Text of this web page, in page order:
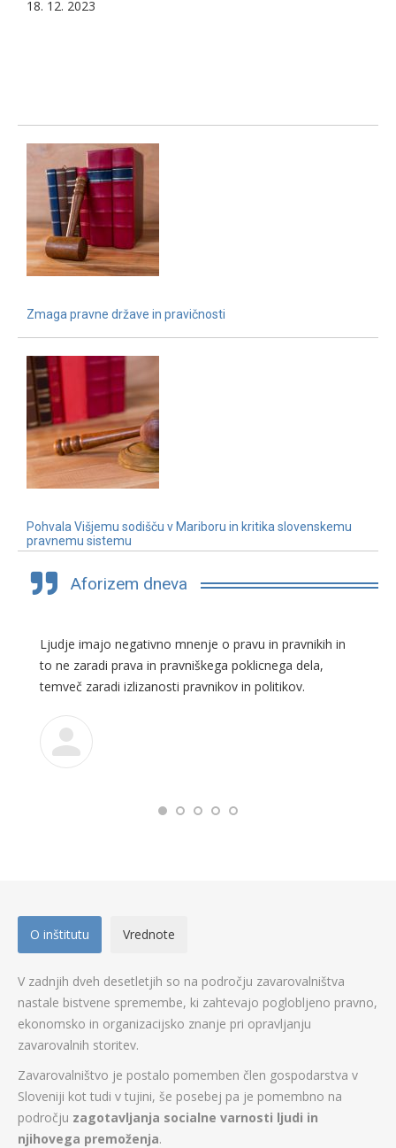
18. 12. 2023
Zmaga pravne države in pravičnosti
Pohvala Višjemu sodišču v Mariboru in kritika slovenskemu
pravnemu sistemu
3. 7. 2019
Aforizem dneva
Ljudje imajo negativno mnenje o pravu in pravnikih in
to ne zaradi prava in pravniškega poklicnega dela,
temveč zaradi izlizanosti pravnikov in politikov.
O inštitutu Vrednote
V zadnjih dveh desetletjih so na področju zavarovalništva
nastale bistvene spremembe, ki zahtevajo poglobljeno pravno,
ekonomsko in organizacijsko znanje pri opravljanju
zavarovalnih storitev.
Zavarovalništvo je postalo pomemben člen gospodarstva v
Sloveniji kot tudi v tujini, še posebej pa je pomembno na
področju zagotavljanja socialne varnosti ljudi in
njihovega premoženja.